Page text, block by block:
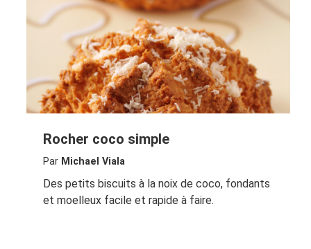
Rocher coco simple
Par Michael Viala
Des petits biscuits à la noix de coco, fondants
et moelleux facile et rapide à faire.